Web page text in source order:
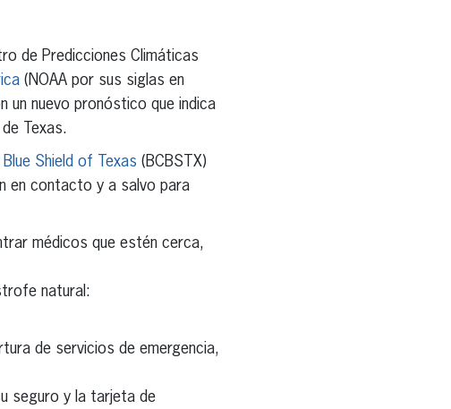
de Predicciones Climáticas
(NOAA por sus siglas en
un nuevo pronóstico que indica
Texas.
Shield of Texas (BCBSTX)
en contacto y a salvo para
médicos que estén cerca,
natural:
de servicios de emergencia,
seguro y la tarjeta de